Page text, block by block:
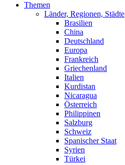
Themen
Länder, Regionen, Städte
Brasilien
China
Deutschland
Europa
Frankreich
Griechenland
Italien
Kurdistan
Nicaragua
Österreich
Philippinen
Salzburg
Schweiz
Spanischer Staat
Syrien
Türkei